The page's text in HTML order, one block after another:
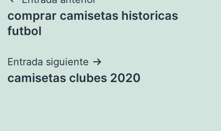
de
comprar camisetas historicas
futbol
Entrada siguiente
camisetas clubes 2020